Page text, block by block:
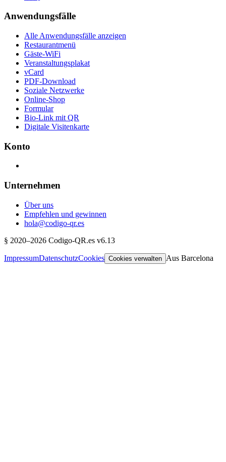
Anwendungsfälle
Alle Anwendungsfälle anzeigen
Restaurantmenü
Gäste-WiFi
Veranstaltungsplakat
vCard
PDF-Download
Soziale Netzwerke
Online-Shop
Formular
Bio-Link mit QR
Digitale Visitenkarte
Konto
Unternehmen
Über uns
Empfehlen und gewinnen
hola@codigo-qr.es
§ 2020–2026 Codigo-QR.es v6.13
ImpressumDatenschutzCookies Cookies verwalten Aus Barcelona